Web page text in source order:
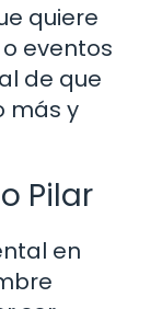
quiere
eventos
de que
más y
Pilar
en